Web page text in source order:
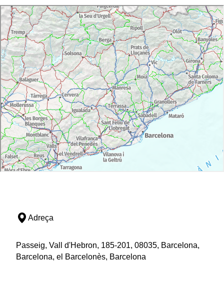
Adreça
Passeig, Vall d'Hebron, 185-201, 08035, Barcelona,
Barcelona, el Barcelonès, Barcelona